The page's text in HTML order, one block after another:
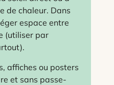
de chaleur. Dans
espace entre
(utiliser par
affiches ou posters
et sans passe-